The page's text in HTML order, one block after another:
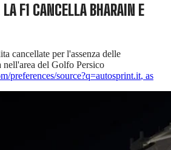
F1 CANCELLA BHARAIN E
cancellate per l'assenza delle
del Golfo Persico
preferences/source?q=autosprint.it, as